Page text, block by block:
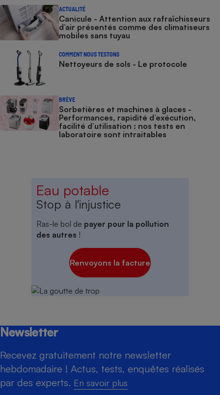
ACTUALITÉ
Canicule - Attention aux rafraîchisseurs
d’air présentés comme des climatiseurs
mobiles sans tuyau
COMMENT NOUS TESTONS
Nettoyeurs de sols - Le protocole
BRÈVE
Sorbetières et machines à glaces​​​​​​ -
Performances, rapidité d’exécution,
facilité d’utilisation : nos tests en
laboratoire sont intraitables
Eau potable
Stop à l'injustice
Ras-le bol de payer pour la pollution
des autres !
Renvoyons la facture
Newsletter
Recevez gratuitement notre newsletter
hebdomadaire ! Actus, tests, enquêtes réalisés
par des experts. En savoir plus